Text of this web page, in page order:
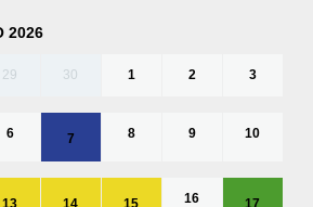
2026
29 30 1 2 3
6 7 8 9 10
16